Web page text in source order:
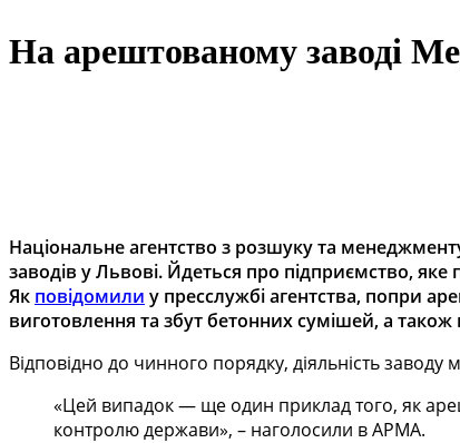
На арештованому заводі
Національне агентство з розшуку та
заводів у Львові. Йдеться про підприємство,
Як повідомили у пресслужбі агентства, попри
виготовлення та збут бетонних сумішей, а також
Відповідно до чинного порядку, діяльність
«Цей випадок — ще один приклад того, як
контролю держави», – наголосили в АРМА.